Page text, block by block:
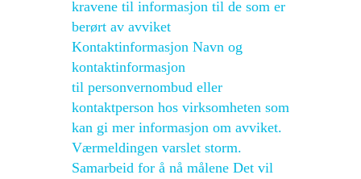
kravene til informasjon til de som er
berørt av avviket
Kontaktinformasjon Navn og
kontaktinformasjon
til personvernombud eller
kontaktperson hos virksomheten som
kan gi mer informasjon om avviket.
Værmeldingen varslet storm.
Samarbeid for å nå målene Det vil